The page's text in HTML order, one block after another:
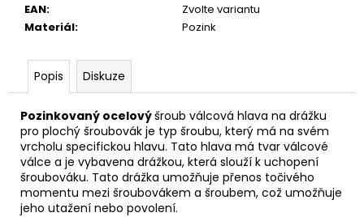
EAN:
Zvolte variantu
Materiál: Pozink
Popis Diskuze
Pozinkovaný ocelovýšroub válcová hlava na drážku
pro plochý šroubovák je typ šroubu, který má na svém
vrcholu specifickou hlavu. Tato hlava má tvar válcové
válce a je vybavena drážkou, která slouží k uchopení
šroubováku. Tato drážka umožňuje přenos točivého
momentu mezi šroubovákem a šroubem, což umožňuje
jeho utažení nebo povolení.